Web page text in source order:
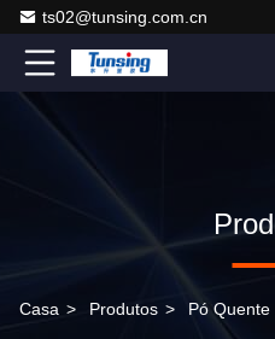
ts02@tunsing.com.cn
Casa > Produtos > Pó